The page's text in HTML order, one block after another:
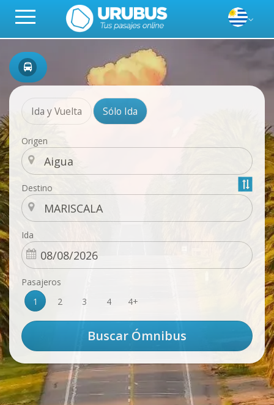
Ida y Vuelta Sólo Ida
Origen
Destino
Ida
Pasajeros
1
2 3 4 4+